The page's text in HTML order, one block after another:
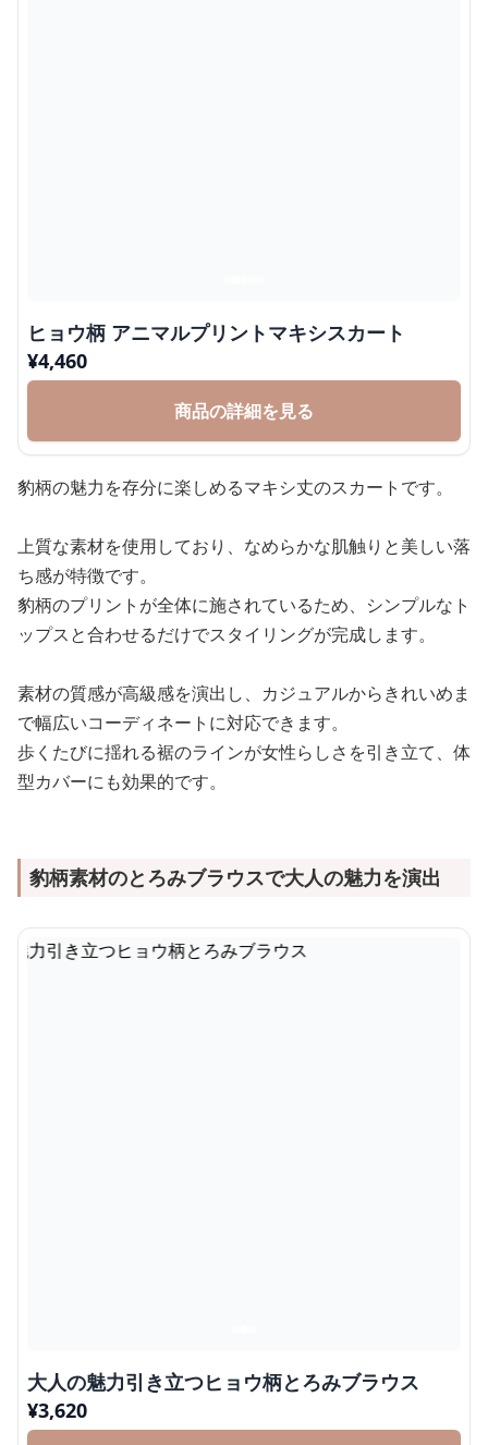
ヒョウ柄 アニマルプリントマキシスカート
¥4,460
商品の詳細を見る
豹柄の魅力を存分に楽しめるマキシ丈のスカートです。
上質な素材を使用しており、なめらかな肌触りと美しい落
ち感が特徴です。
豹柄のプリントが全体に施されているため、シンプルなト
ップスと合わせるだけでスタイリングが完成します。
素材の質感が高級感を演出し、カジュアルからきれいめま
で幅広いコーディネートに対応できます。
歩くたびに揺れる裾のラインが女性らしさを引き立て、体
型カバーにも効果的です。
豹柄素材のとろみブラウスで大人の魅力を演出
大人の魅力引き立つヒョウ柄とろみブラウス
¥3,620